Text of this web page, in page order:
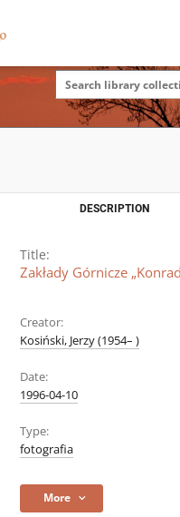
DESCRIPTION
Title:
Zakłady Górnicze
Creator:
Kosiński, Jerzy (1954– )
Date:
1996-04-10
Type:
fotografia
More